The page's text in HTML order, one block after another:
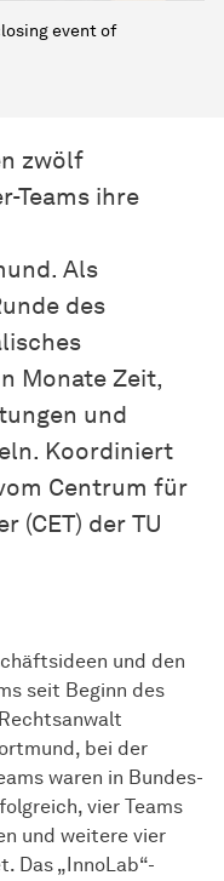
event of
zwölf
Teams ihre
Als
des
Monate Zeit,
und
Koordiniert
Centrum für
(CET) der TU
und den
seit Beginn des
bei der
waren in Bundes-
vier Teams
und weitere vier
Das „InnoLab“-